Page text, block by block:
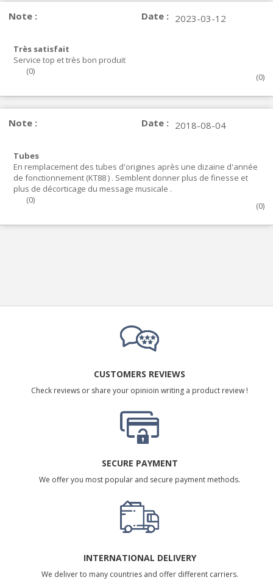
Note : Date : 2023-03-12
Très satisfait
Service top et très bon produit
(0)
(0)
Note : Date : 2018-08-04
Tubes
En remplacement des tubes d'origines après une dizaine d'année
de fonctionnement (KT88 ) . Semblent donner plus de finesse et
plus de décorticage du message musicale .
(0)
(0)
CUSTOMERS REVIEWS
Check reviews or share your opinioin writing a product review !
SECURE PAYMENT
We offer you most popular and secure payment methods.
INTERNATIONAL DELIVERY
We deliver to many countries and offer different carriers.